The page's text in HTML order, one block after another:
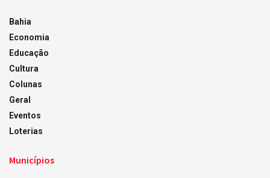
Bahia
Economia
Educação
Cultura
Colunas
Geral
Eventos
Loterias
Municípios